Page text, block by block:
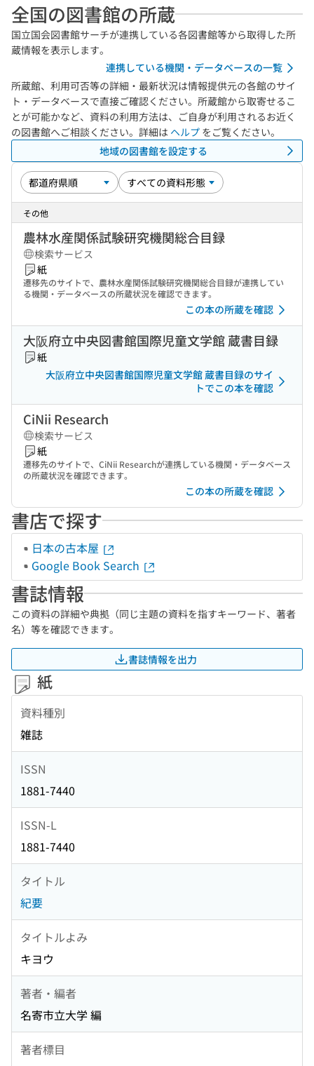
全国の図書館の所蔵
国立国会図書館サーチが連携している各図書館等から取得した所
蔵情報を表示します。
連携している機関・データベースの一覧
所蔵館、利用可否等の詳細・最新状況は情報提供元の各館のサイ
ト・データベースで直接ご確認ください。所蔵館から取寄せるこ
とが可能かなど、資料の利用方法は、ご自身が利用されるお近く
の図書館へご相談ください。詳細は ヘルプ をご覧ください。
地域の図書館を設定する
その他
農林水産関係試験研究機関総合目録
検索サービス
紙
遷移先のサイトで、農林水産関係試験研究機関総合目録が連携してい
る機関・データベースの所蔵状況を確認できます。
この本の所蔵を確認
大阪府立中央図書館国際児童文学館 蔵書目録
紙
大阪府立中央図書館国際児童文学館 蔵書目録のサイ
トでこの本を確認
CiNii Research
検索サービス
紙
遷移先のサイトで、CiNii Researchが連携している機関・データベース
の所蔵状況を確認できます。
この本の所蔵を確認
書店で探す
日本の古本屋
Google Book Search
書誌情報
この資料の詳細や典拠（同じ主題の資料を指すキーワード、著者
名）等を確認できます。
書誌情報を出力
紙
資料種別
雑誌
ISSN
1881-7440
ISSN-L
1881-7440
タイトル
紀要
タイトルよみ
キヨウ
著者・編者
名寄市立大学 編
著者標目